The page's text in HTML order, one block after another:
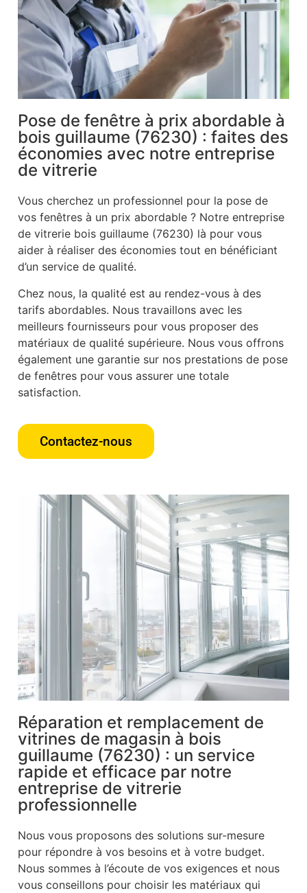
Pose de fenêtre à prix abordable à
bois guillaume (76230) : faites des
économies avec notre entreprise
de vitrerie
Vous cherchez un professionnel pour la pose de
vos fenêtres à un prix abordable ? Notre entreprise
de vitrerie bois guillaume (76230) là pour vous
aider à réaliser des économies tout en bénéficiant
d’un service de qualité.
Chez nous, la qualité est au rendez-vous à des
tarifs abordables. Nous travaillons avec les
meilleurs fournisseurs pour vous proposer des
matériaux de qualité supérieure. Nous vous offrons
également une garantie sur nos prestations de pose
de fenêtres pour vous assurer une totale
satisfaction.
Contactez-nous
Réparation et remplacement de
vitrines de magasin à bois
guillaume (76230) : un service
rapide et efficace par notre
entreprise de vitrerie
professionnelle
Nous vous proposons des solutions sur-mesure
pour répondre à vos besoins et à votre budget.
Nous sommes à l’écoute de vos exigences et nous
vous conseillons pour choisir les matériaux qui